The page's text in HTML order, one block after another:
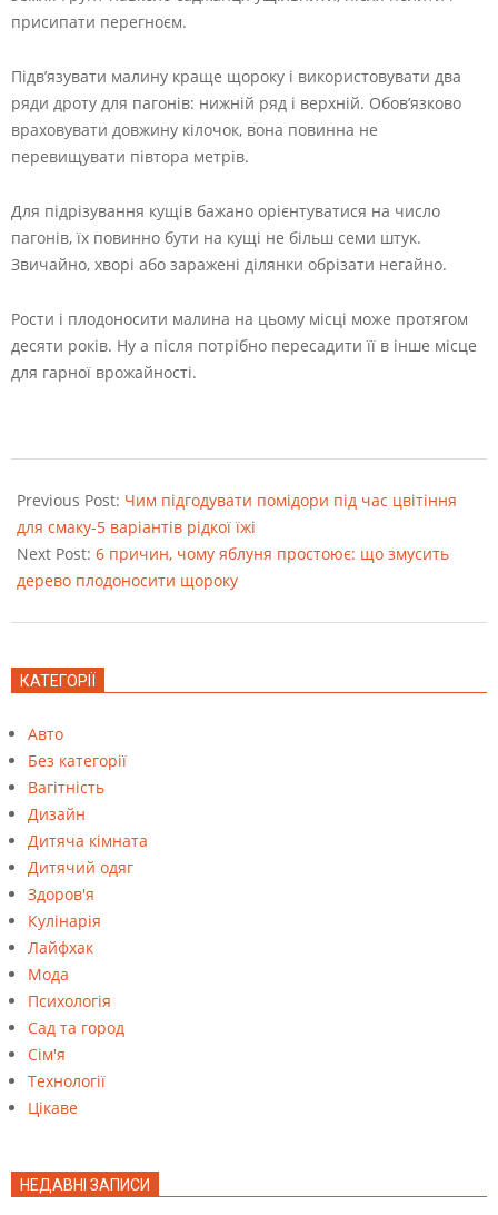
присипати перегноєм.
Підв’язувати малину краще щороку і використовувати два
ряди дроту для пагонів: нижній ряд і верхній. Обов’язково
враховувати довжину кілочок, вона повинна не
перевищувати півтора метрів.
Для підрізування кущів бажано орієнтуватися на число
пагонів, їх повинно бути на кущі не більш семи штук.
Звичайно, хворі або заражені ділянки обрізати негайно.
Рости і плодоносити малина на цьому місці може протягом
десяти років. Ну а після потрібно пересадити її в інше місце
для гарної врожайності.
08-
24
Previous Post: Чим підгодувати помідори під час цвітіння
для смаку-5 варіантів рідкої їжі
Next Post: 6 причин, чому яблуня простоює: що змусить
дерево плодоносити щороку
КАТЕГОРІЇ
Авто
Без категорії
Вагітність
Дизайн
Дитяча кімната
Дитячий одяг
Здоров'я
Кулінарія
Лайфхак
Мода
Психологія
Сад та город
Сім'я
Технології
Цікаве
НЕДАВНІ ЗАПИСИ